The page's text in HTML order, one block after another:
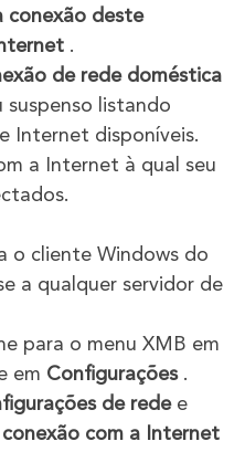
conexão deste
.
de rede doméstica
suspenso listando
Internet disponíveis.
a Internet à qual seu
o cliente Windows do
a qualquer servidor de
para o menu XMB em
em Configurações .
de rede e
com a Internet